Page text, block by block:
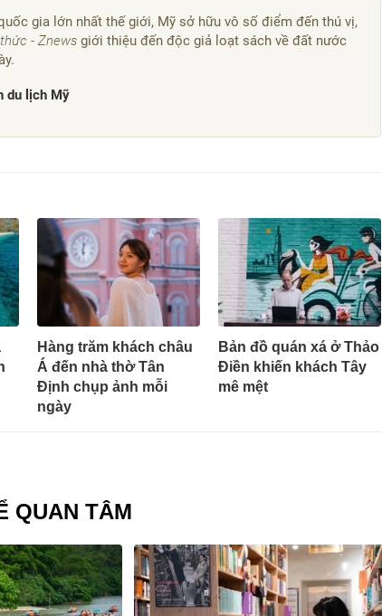
gia lớn nhất thế giới, Mỹ sở hữu vô số điểm đến thú vị,
- Znews giới thiệu đến độc giả loạt sách về đất nước
du lịch Mỹ
Hàng trăm khách châu
Á đến nhà thờ Tân
Định chụp ảnh mỗi
ngày
Bản đồ quán xá ở Thảo
Điền khiến khách Tây
mê mệt
QUAN TÂM